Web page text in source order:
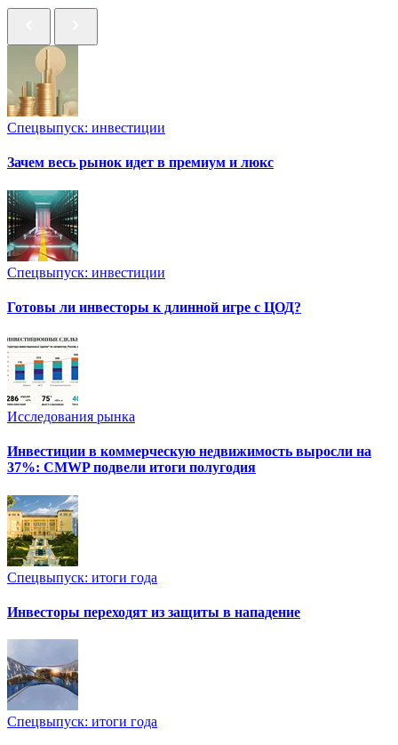
Спецвыпуск: инвестиции
Зачем весь рынок идет в премиум и люкс
Спецвыпуск: инвестиции
Готовы ли инвесторы к длинной игре с ЦОД?
Исследования рынка
Инвестиции в коммерческую недвижимость выросли на
37%: CMWP подвели итоги полугодия
Спецвыпуск: итоги года
Инвесторы переходят из защиты в нападение
Спецвыпуск: итоги года